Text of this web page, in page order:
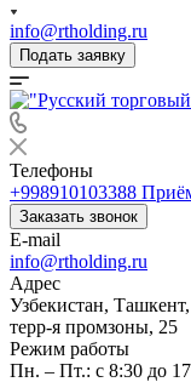
info@rtholding.ru
Подать заявку
Телефоны
+998910103388
Заказать звонок
E-mail
info@rtholding.ru
Адрес
Узбекистан,
терр-я промзоны, 25
Режим работы
Пн. – Пт.: с 8:30 до